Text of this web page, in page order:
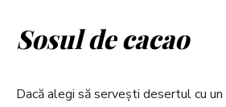
Sosul de cacao
Dacă alegi să servești desertul cu